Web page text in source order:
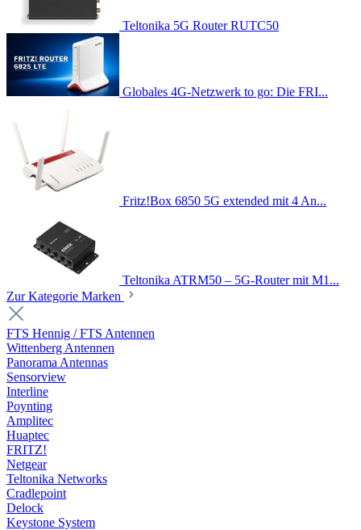
Teltonika 5G Router RUTC50
Globales 4G-Netzwerk to go: Die FRI...
Fritz!Box 6850 5G extended mit 4 An...
Teltonika ATRM50 – 5G-Router mit M1...
Zur Kategorie Marken
FTS Hennig / FTS Antennen
Wittenberg Antennen
Panorama Antennas
Sensorview
Interline
Poynting
Amplitec
Huaptec
FRITZ!
Netgear
Teltonika Networks
Cradlepoint
Delock
Keystone System